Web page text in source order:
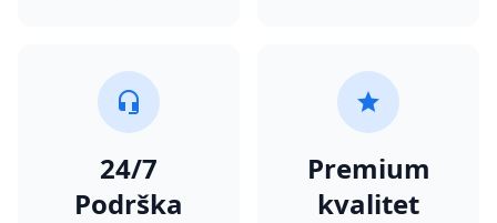
24/7
Podrška
Premium
kvalitet